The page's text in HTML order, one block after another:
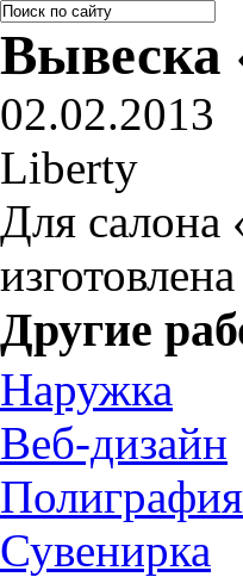
Вывеска
02.02.2013
Liberty
Для салона
Другие
Наружка
Веб-дизайн
Полиграфия
Сувенирка